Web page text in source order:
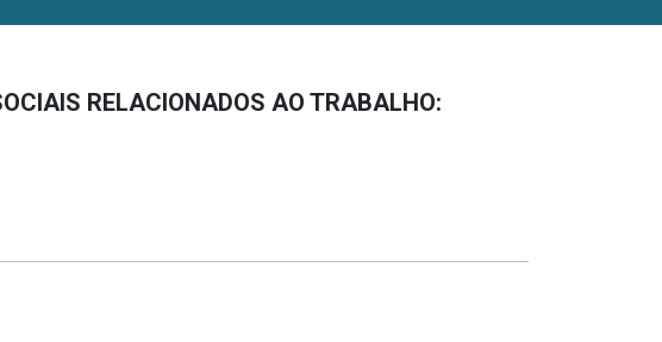
RELACIONADOS AO TRABALHO: